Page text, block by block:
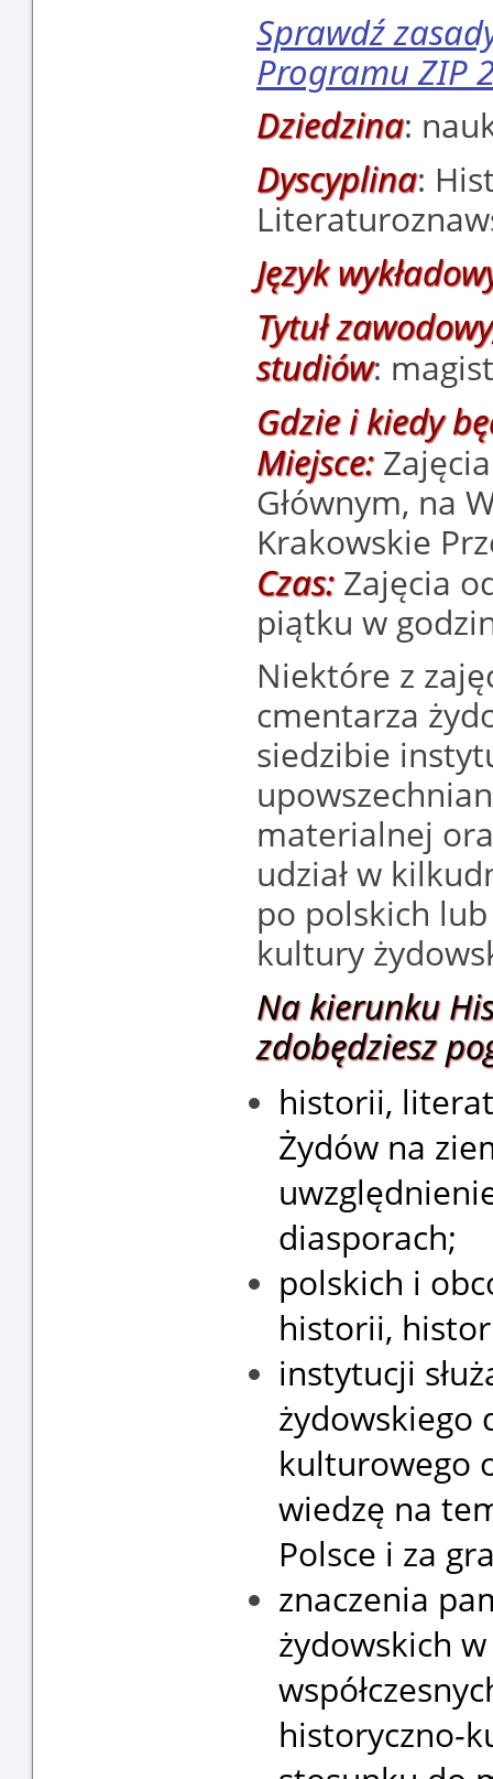
Sprawdź
Programu ZIP
Dziedzina:
Dyscyplina:
Język
Tytuł
studiów:
Gdzie i kiedy
Miejsce:
Głównym, na
Krakowskie
Czas:Zajęcia
piątku w
Niektóre z
cmentarza
siedzibie
materialnej
udział w
po polskich
kultury
Na kierunku
zdobędziesz
historii,
Żydów na
diasporach;
polskich i
historii,
instytucji
żydowskiego
kulturowego
wiedzę na
Polsce i za
znaczenia
żydowskich
historyczno-